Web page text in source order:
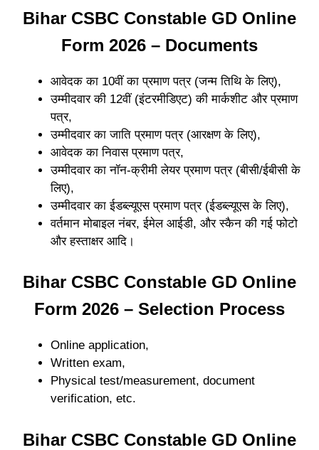
Bihar CSBC Constable GD Online
Form 2026 – Documents
आवेदक का 10वीं का प्रमाण पत्र (जन्म तिथि के लिए),
उम्मीदवार की 12वीं (इंटरमीडिएट) की मार्कशीट और प्रमाण
पत्र,
उम्मीदवार का जाति प्रमाण पत्र (आरक्षण के लिए),
आवेदक का निवास प्रमाण पत्र,
उम्मीदवार का नॉन-क्रीमी लेयर प्रमाण पत्र (बीसी/ईबीसी के
लिए),
उम्मीदवार का ईडब्ल्यूएस प्रमाण पत्र (ईडब्ल्यूएस के लिए),
वर्तमान मोबाइल नंबर, ईमेल आईडी, और स्कैन की गई फोटो
और हस्ताक्षर आदि।
Bihar CSBC Constable GD Online
Form 2026 – Selection Process
Online application,
Written exam,
Physical test/measurement, document
verification, etc.
Bihar CSBC Constable GD Online